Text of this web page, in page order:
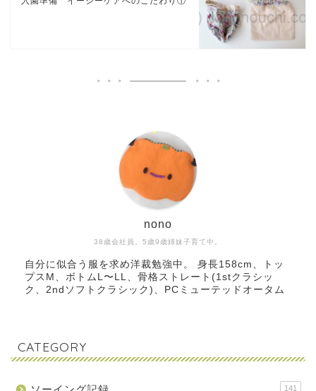
38歳会社員。5歳9歳姉妹子育て中。
nono
自分に似合う服を求め洋裁勉強中。 身長158cm、トッ
プスM、ボトムL〜LL、骨格ストレート(1stクラシッ
ク、2ndソフトクラシック)、PCミューテッドオータム
CATEGORY
141